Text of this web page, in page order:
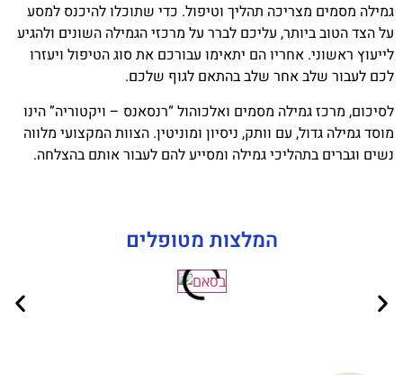
גמילה מסמים מצריכה תהליך וטיפול. כדי שתוכלו להיכנס למסע
על הצד הטוב ביותר, עליכם לברר על מרכזי הגמילה השונים ולהגיע
לייעוץ ראשוני. אחריו הם יתאימו עבורכם את סוג הטיפול ויעזרו
לכם לעבור שלב אחר שלב בהתאם לגוף שלכם.
לסיכום, מרכז גמילה מסמים ואלכוהול “רנסאנס – ויקטוריה” הינו
מוסד גמילה גדול, עם וותק, ניסיון ומוניטין. הצוות המקצועי מלווה
נשים וגברים בתהליכי גמילה ומסייע להם לעבור אותם בהצלחה.
המלצות מטופלים